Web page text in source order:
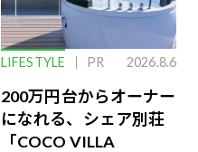
LIFESTYLE PR 2026.8.6
200万円台からオーナー
になれる、シェア別荘
「COCO VILLA